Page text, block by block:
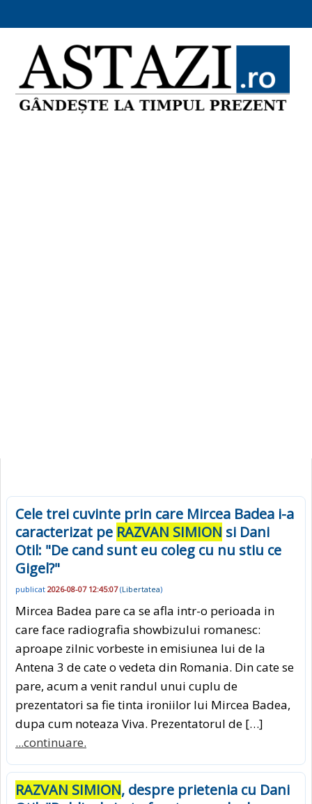
Cele trei cuvinte prin care Mircea Badea i-a
caracterizat pe RAZVAN SIMION si Dani
Otil: "De cand sunt eu coleg cu nu stiu ce
Gigel?"
publicat 2026-08-07 12:45:07(Libertatea)
Mircea Badea pare ca se afla intr-o perioada in
care face radiografia showbizului romanesc:
aproape zilnic vorbeste in emisiunea lui de la
Antena 3 de cate o vedeta din Romania. Din cate se
pare, acum a venit randul unui cuplu de
prezentatori sa fie tinta ironiilor lui Mircea Badea,
dupa cum noteaza Viva. Prezentatorul de […]
...continuare.
RAZVAN SIMION, despre prietenia cu Dani